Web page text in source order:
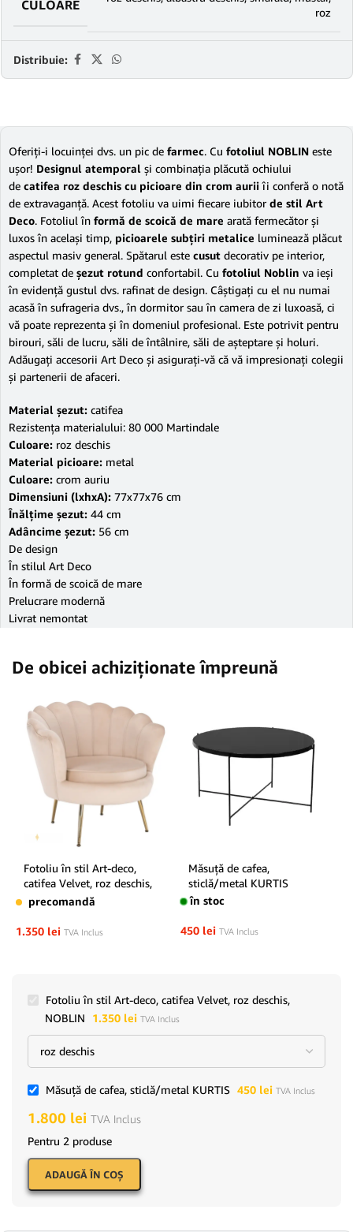
CULOARE
roz
Distribuie:
Oferiţi-i locuinţei dvs. un pic de farmec. Cu fotoliul NOBLIN este
uşor! Designul atemporal şi combinaţia plăcută ochiului
de catifea roz deschis cu picioare din crom auriiîi conferă o notă
de extravaganţă. Acest fotoliu va uimi fiecare iubitor de stil Art
Deco. Fotoliul în formă de scoică de mare arată fermecător şi
luxos în acelaşi timp, picioarele subţiri metalice luminează plăcut
aspectul masiv general. Spătarul este cusut decorativ pe interior,
completat de şezut rotund confortabil. Cu fotoliul Noblin va ieşi
în evidenţă gustul dvs. rafinat de design. Câştigaţi cu el nu numai
acasă în sufrageria dvs., în dormitor sau în camera de zi luxoasă, ci
vă poate reprezenta şi în domeniul profesional. Este potrivit pentru
birouri, săli de lucru, săli de întâlnire, săli de aşteptare şi holuri.
Adăugaţi accesorii Art Deco şi asiguraţi-vă că vă impresionaţi colegii
şi partenerii de afaceri.
Material şezut: catifea
Rezistenţa materialului: 80 000 Martindale
Culoare: roz deschis
Material picioare: metal
Culoare: crom auriu
Dimensiuni (lxhxA): 77x77x76 cm
Înălţime şezut: 44 cm
Adâncime şezut: 56 cm
De design
În stilul Art Deco
În formă de scoică de mare
Prelucrare modernă
Livrat nemontat
De obicei achiziționate împreună
Fotoliu în stil Art-deco,
catifea Velvet, roz deschis,
NOBLIN
precomandă
1.350 lei TVA Inclus
Măsuţă de cafea,
sticlă/metal KURTIS
în stoc
450 lei TVA Inclus
Fotoliu în stil Art-deco, catifea Velvet, roz deschis,
NOBLIN
1.350 lei TVA Inclus
Măsuţă de cafea, sticlă/metal KURTIS 450 lei TVA Inclus
1.800 lei TVA Inclus
Pentru 2 produse
ADAUGĂ ÎN COŞ